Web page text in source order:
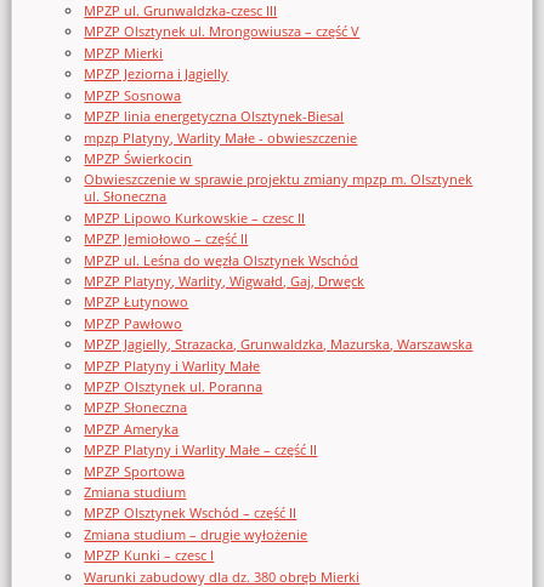
MPZP ul. Grunwaldzka-czesc III
MPZP Olsztynek ul. Mrongowiusza – część V
MPZP Mierki
MPZP Jeziorna i Jagielly
MPZP Sosnowa
MPZP linia energetyczna Olsztynek-Biesal
mpzp Platyny, Warlity Małe - obwieszczenie
MPZP Świerkocin
Obwieszczenie w sprawie projektu zmiany mpzp m. Olsztynek
ul. Słoneczna
MPZP Lipowo Kurkowskie – czesc II
MPZP Jemiołowo – część II
MPZP ul. Leśna do węzła Olsztynek Wschód
MPZP Platyny, Warlity, Wigwałd, Gaj, Drwęck
MPZP Łutynowo
MPZP Pawłowo
MPZP Jagielly, Strazacka, Grunwaldzka, Mazurska, Warszawska
MPZP Platyny i Warlity Małe
MPZP Olsztynek ul. Poranna
MPZP Słoneczna
MPZP Ameryka
MPZP Platyny i Warlity Małe – część II
MPZP Sportowa
Zmiana studium
MPZP Olsztynek Wschód – część II
Zmiana studium – drugie wyłożenie
MPZP Kunki – czesc I
Warunki zabudowy dla dz. 380 obręb Mierki